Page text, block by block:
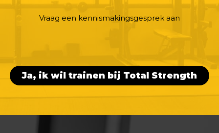
Vraag een kennismakingsgesprek aan
Ja, ik wil trainen bij Total Strength